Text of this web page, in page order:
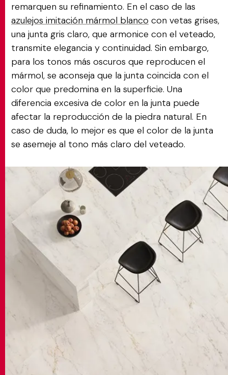
remarquen su refinamiento. En el caso de las
azulejos imitación mármol blanco con vetas grises,
una junta gris claro, que armonice con el veteado,
transmite elegancia y continuidad. Sin embargo,
para los tonos más oscuros que reproducen el
mármol, se aconseja que la junta coincida con el
color que predomina en la superficie. Una
diferencia excesiva de color en la junta puede
afectar la reproducción de la piedra natural. En
caso de duda, lo mejor es que el color de la junta
se asemeje al tono más claro del veteado.